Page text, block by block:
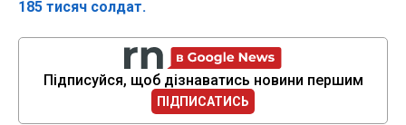
185 тисяч солдат.
Підписуйся, щоб дізнаватись новини першим
ПІДПИСАТИСЬ